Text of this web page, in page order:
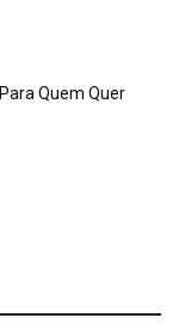
Quem Quer